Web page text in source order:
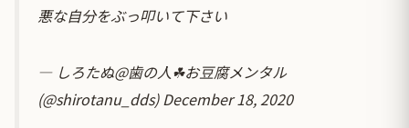
悪な自分をぶっ叩いて下さい
— しろたぬ@歯の人☘お豆腐メンタル
(@shirotanu_dds)December 18, 2020